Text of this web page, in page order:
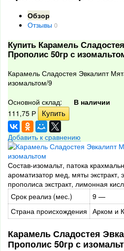
Обзор
Отзывы 0
Купить Карамель
Прополис 50гр с
Карамель Сладостея Эвкалипт
изомальтом/9
Основной склад:
В наличии
111,75 Р
Добавить к сравнению
Состав-изомальт, патока
ароматизатор мед, мяты экстракт,
прополиса экстракт, лимонная
Срок реализ (мес.)
9 —
Страна происхождения Арком и
Карамель Сладостея
Прополис 50гр с